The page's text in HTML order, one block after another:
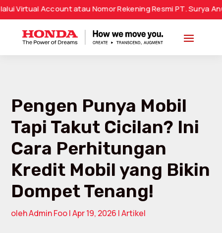
atau Nomor Rekening Resmi PT. Surya Anugrah
Pengen Punya Mobil
Tapi Takut Cicilan? Ini
Cara Perhitungan
Kredit Mobil yang Bikin
Dompet Tenang!
olehAdmin Foo|Apr 19, 2026 |Artikel